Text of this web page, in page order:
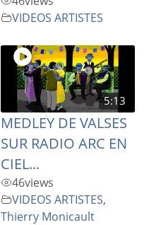
VIDEOS ARTISTES
5:13
MEDLEY DE VALSES
SUR RADIO ARC EN
CIEL...
46views
VIDEOS ARTISTES,
Thierry Monicault